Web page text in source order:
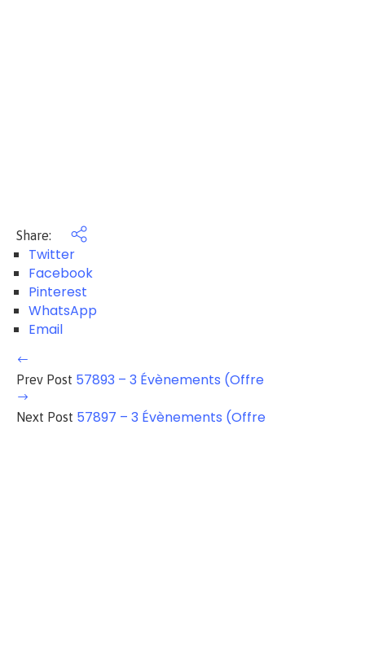
Share:
Twitter
Facebook
Pinterest
WhatsApp
Email
Prev Post 57893 – 3 Évènements (Offre
Next Post 57897 – 3 Évènements (Offre